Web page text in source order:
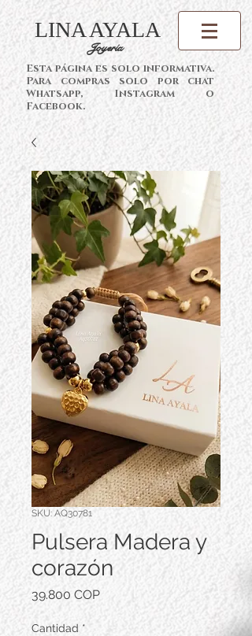
LINA AYALA
Joyería
Esta página es solo informativa.
Para compras solo por chat
Whatsapp, Instagram o
Facebook.
SKU: AQ30781
Pulsera Madera y
corazón
39.800 COPPrecio
Cantidad *